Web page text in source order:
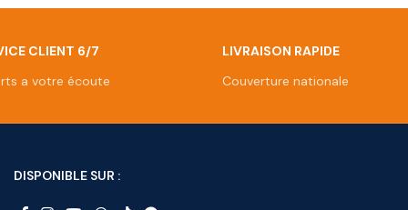
CLIENT 6/7
a votre écoute
LIVRAISON RAPIDE
Couverture nationale
DISPONIBLE SUR :